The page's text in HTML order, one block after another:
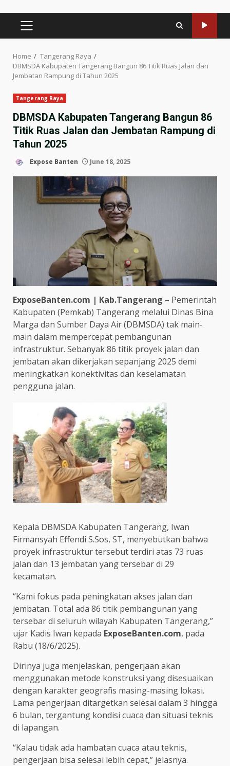
PRIMARY
MENU
Home
Tangerang Raya
DBMSDA Kabupaten Tangerang Bangun 86 Titik Ruas Jalan dan
Jembatan Rampung di Tahun 2025
Tangerang Raya
DBMSDA Kabupaten Tangerang Bangun 86
Titik Ruas Jalan dan Jembatan Rampung di
Tahun 2025
Expose Banten June 18, 2025
ExposeBanten.com | Kab.Tangerang – Pemerintah
Kabupaten (Pemkab) Tangerang melalui Dinas Bina
Marga dan Sumber Daya Air (DBMSDA) tak main-
main dalam mempercepat pembangunan
infrastruktur. Sebanyak 86 titik proyek jalan dan
jembatan akan dikerjakan sepanjang 2025 demi
meningkatkan konektivitas dan keselamatan
pengguna jalan.
Kepala DBMSDA Kabupaten Tangerang, Iwan
Firmansyah Effendi S.Sos, ST, menyebutkan bahwa
proyek infrastruktur tersebut terdiri atas 73 ruas
jalan dan 13 jembatan yang tersebar di 29
kecamatan.
“Kami fokus pada peningkatan akses jalan dan
jembatan. Total ada 86 titik pembangunan yang
tersebar di seluruh wilayah Kabupaten Tangerang,”
ujar Kadis Iwan kepada ExposeBanten.com, pada
Rabu (18/6/2025).
Dirinya juga menjelaskan, pengerjaan akan
menggunakan metode konstruksi yang disesuaikan
dengan karakter geografis masing-masing lokasi.
Lama pengerjaan ditargetkan selesai dalam 3 hingga
6 bulan, tergantung kondisi cuaca dan situasi teknis
di lapangan.
“Kalau tidak ada hambatan cuaca atau teknis,
pengerjaan bisa selesai lebih cepat,” jelasnya.